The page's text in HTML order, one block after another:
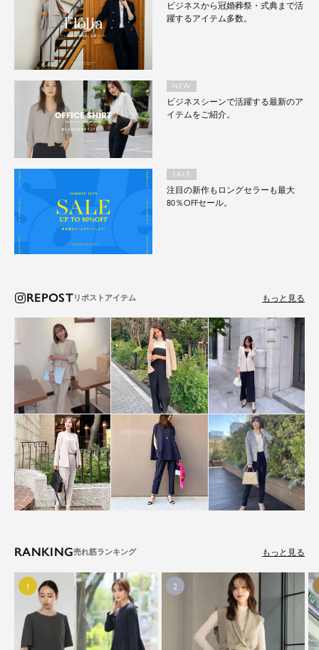
ビジネスから冠婚葬祭・式典まで活
躍するアイテム多数。
NEW
ビジネスシーンで活躍する最新のア
イテムをご紹介。
SALE
注目の新作もロングセラーも最大
80％OFFセール。
REPOST もっと見る
RANKING もっと見る